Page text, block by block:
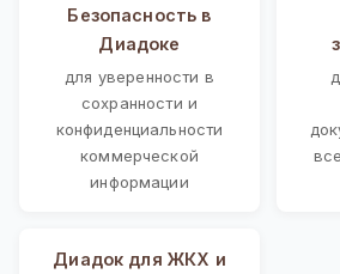
Безопасность в
Диадоке
для уверенности в
сохранности и
конфиденциальности
коммерческой
информации
Диадок для ЖКХ и